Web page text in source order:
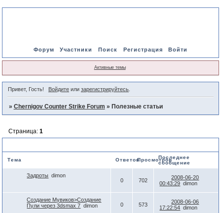
Форум Участники Поиск Регистрация Войти
Активные темы
Привет, Гость! Войдитеили зарегистрируйтесь.
» Chernigov Counter Strike Forum » Полезные статьи
Страница: 1
Тема ОтветовПросмотровПоследнее
сообщение
Задроты dimon
0
702
2008-06-20
00:43:29 dimon
Создание Мувиков>Создание
Пули через 3dsmax 7 dimon 0 573
2008-06-06
17:22:54 dimon